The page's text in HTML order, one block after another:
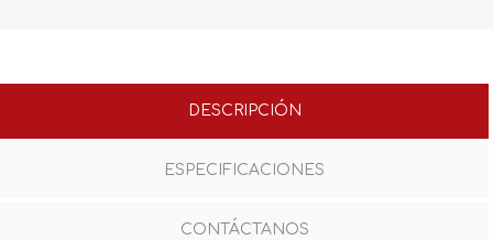
DESCRIPCIÓN
ESPECIFICACIONES
CONTÁCTANOS